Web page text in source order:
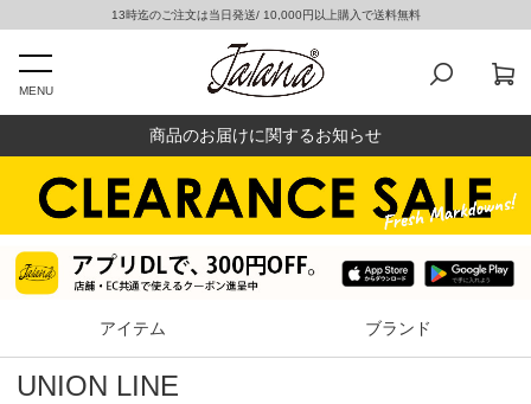
13時迄のご注文は当日発送/ 10,000円以上購入で送料無料
MENU
商品のお届けに関するお知らせ
アイテム ブランド
UNION LINE